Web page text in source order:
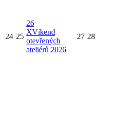
24 25
26
XVíkend
otevřených
ateliérů 2026
27 28